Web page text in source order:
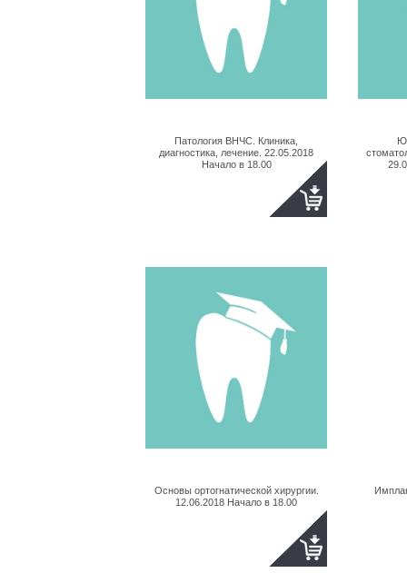
Патология ВНЧС. Клиника,
диагностика, лечение. 22.05.2018
Начало в 18.00
Основы ортогнатической хирургии.
12.06.2018 Начало в 18.00